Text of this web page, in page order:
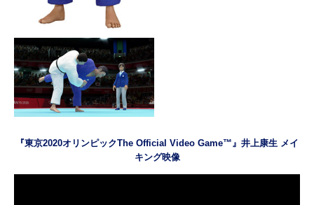
『東京2020オリンピックThe Official Video Game™』井上康生 メイ
キング映像